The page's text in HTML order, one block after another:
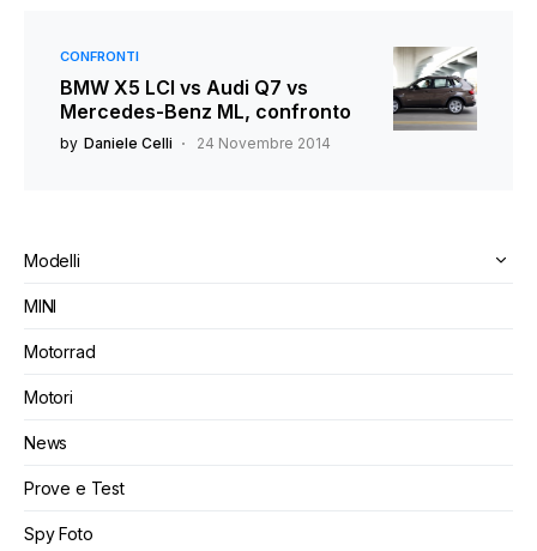
CONFRONTI
BMW X5 LCI vs Audi Q7 vs
Mercedes-Benz ML, confronto
by Daniele Celli 24 Novembre 2014
Modelli
MINI
Motorrad
Motori
News
Prove e Test
Spy Foto